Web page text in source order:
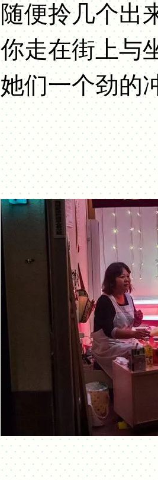
随便拎几个出
你走在街上与
她们一个劲的